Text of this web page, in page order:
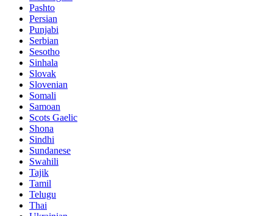
Pashto
Persian
Punjabi
Serbian
Sesotho
Sinhala
Slovak
Slovenian
Somali
Samoan
Scots Gaelic
Shona
Sindhi
Sundanese
Swahili
Tajik
Tamil
Telugu
Thai